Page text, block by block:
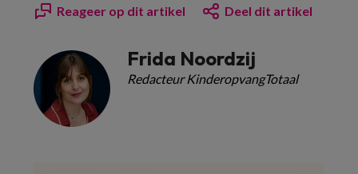
Reageer op dit artikel Deel dit artikel
Frida Noordzij
Redacteur KinderopvangTotaal